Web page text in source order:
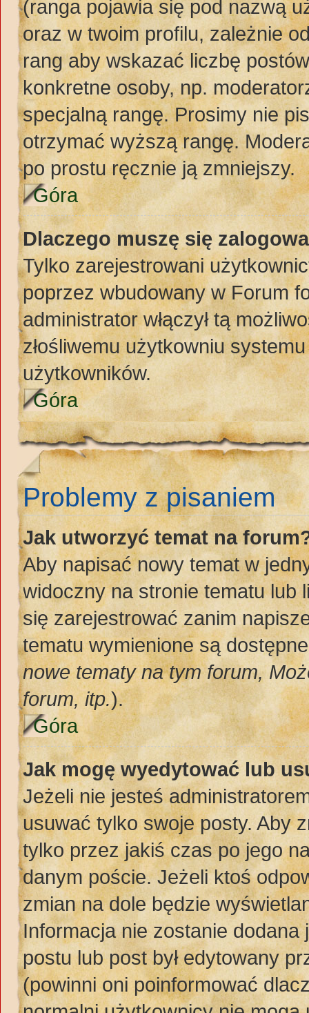
(ranga pojawia się pod nazwą
oraz w twoim profilu, zależnie
rang aby wskazać liczbę
konkretne osoby, np.
specjalną rangę. Prosimy nie
otrzymać wyższą rangę.
po prostu ręcznie ją zmniejszy.
Góra
Dlaczego muszę się
Tylko zarejestrowani
poprzez wbudowany w Forum
administrator włączył tą
złośliwemu użytkowniu
użytkowników.
Góra
Problemy z pisaniem
Jak utworzyć temat na
Aby napisać nowy temat w
widoczny na stronie tematu lub
się zarejestrować zanim
tematu wymienione są
nowe tematy na tym forum,
forum, itp.).
Góra
Jak mogę wyedytować lub
Jeżeli nie jesteś
usuwać tylko swoje posty. Aby
tylko przez jakiś czas po jego
danym poście. Jeżeli ktoś
zmian na dole będzie
Informacja nie zostanie dodana
postu lub post był edytowany
(powinni oni poinformować